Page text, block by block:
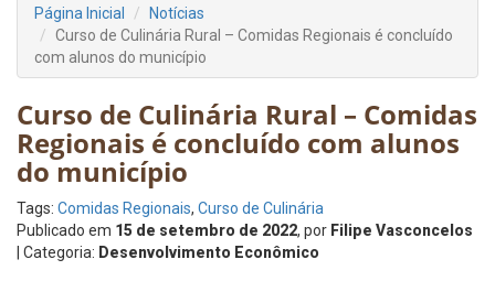
Página Inicial
Notícias
Curso de Culinária Rural – Comidas Regionais é concluído
com alunos do município
Curso de Culinária Rural – Comidas
Regionais é concluído com alunos
do município
Tags: Comidas Regionais, Curso de Culinária
Publicado em 15 de setembro de 2022, por Filipe Vasconcelos
| Categoria: Desenvolvimento Econômico